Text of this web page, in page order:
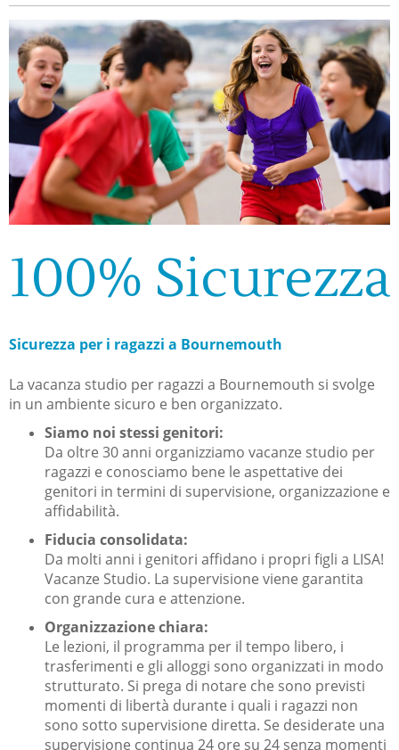
100% Sicurezza
Sicurezza per i ragazzi a Bournemouth
​La vacanza studio per ragazzi a Bournemouth si svolge
in un ambiente sicuro e ben organizzato.
Siamo noi stessi genitori:
Da oltre 30 anni organizziamo vacanze studio per
ragazzi e conosciamo bene le aspettative dei
genitori in termini di supervisione, organizzazione e
affidabilità.
Fiducia consolidata:
Da molti anni i genitori affidano i propri figli a LISA!
Vacanze Studio. La supervisione viene garantita
con grande cura e attenzione.
Organizzazione chiara:
Le lezioni, il programma per il tempo libero, i
trasferimenti e gli alloggi sono organizzati in modo
strutturato. Si prega di notare che sono previsti
momenti di libertà durante i quali i ragazzi non
sono sotto supervisione diretta. Se desiderate una
supervisione continua 24 ore su 24 senza momenti